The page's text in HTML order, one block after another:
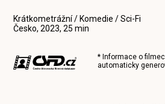
Krátkometrážní / Komedie / Sci-Fi
Česko, 2023, 25 min
* Informace o
automaticky